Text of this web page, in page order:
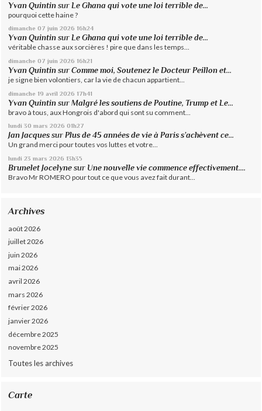
Yvan Quintin sur Le Ghana qui vote une loi terrible de...
pourquoi cette haine ?
dimanche 07 juin 2026 16h24
Yvan Quintin surLe Ghana qui vote une loi terrible de...
véritable chasse aux sorcières ! pire que dans les temps...
dimanche 07 juin 2026 16h21
Yvan Quintin surComme moi, Soutenez le Docteur Peillon et...
je signe bien volontiers, car la vie de chacun appartient...
dimanche 19 avril 2026 17h41
Yvan Quintin surMalgré les soutiens de Poutine, Trump et Le...
bravo à tous, aux Hongrois d'abord qui sont su comment...
lundi 30 mars 2026 01h27
Jan Jacques surPlus de 45 années de vie à Paris s’achèvent ce...
Un grand merci pour toutes vos luttes et votre...
lundi 23 mars 2026 13h35
Brunelet Jocelyne sur Une nouvelle vie commence effectivement....
Bravo Mr ROMERO pour tout ce que vous avez fait durant...
Archives
août 2026
juillet 2026
juin 2026
mai 2026
avril 2026
mars 2026
février 2026
janvier 2026
décembre 2025
novembre 2025
Toutes les archives
Carte